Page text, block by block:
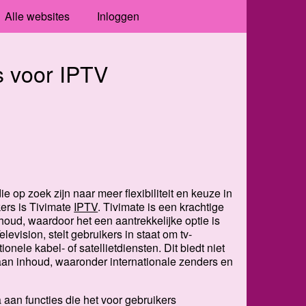
Alle websites Inloggen
voor IPTV
op zoek zijn naar meer flexibiliteit en keuze in
is Tivimate IPTV. Tivimate is een krachtige
waardoor het een aantrekkelijke optie is
stelt gebruikers in staat om tv-
kabel- of satellietdiensten. Dit biedt niet
inhoud, waaronder internationale zenders en
functies die het voor gebruikers